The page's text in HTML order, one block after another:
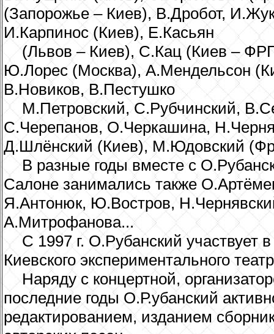
(Запорожье – Киев), В.Дробот,
И.Карпинос (Киев), Е.Касьян
(Львов – Киев), С.Кац (Киев –
Ю.Лорес (Москва), А.Мендельсон
В.Новиков, В.Пестушко
М.Петровский, С.Рубчинский,
С.Черепанов, О.Черкашина,
Д.Шлёнский (Киев), М.Юдовский
В разные годы вместе с
Салоне занимались также
Я.Антонюк, Ю.Востров,
А.Митрофанова...
С 1997 г. О.Рубанский участвует
Киевского экспериментального
Наряду с концертной,
последние годы О.Р.убанский
редактированием, изданием